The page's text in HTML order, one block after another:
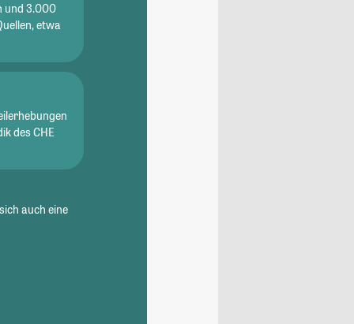
und 3.000
etwa
des CHE
auch eine